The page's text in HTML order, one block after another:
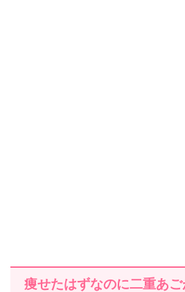
痩せたはずなのに二重あ